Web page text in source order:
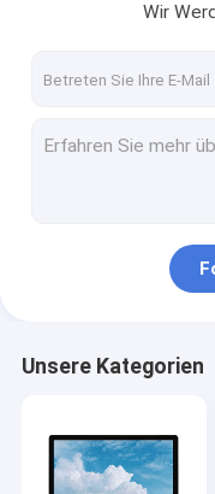
Startseite
Über uns
Wir
Unsere Kategorien